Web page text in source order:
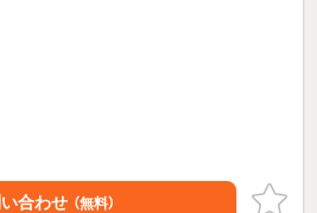
合わせ （無料）